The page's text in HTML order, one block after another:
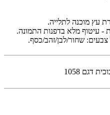
עץ מוכנה לתלייה.
- עיטוף מלא בדפנות התמונה.
שחור/לבן/זהב/כסף.
דגם 1058